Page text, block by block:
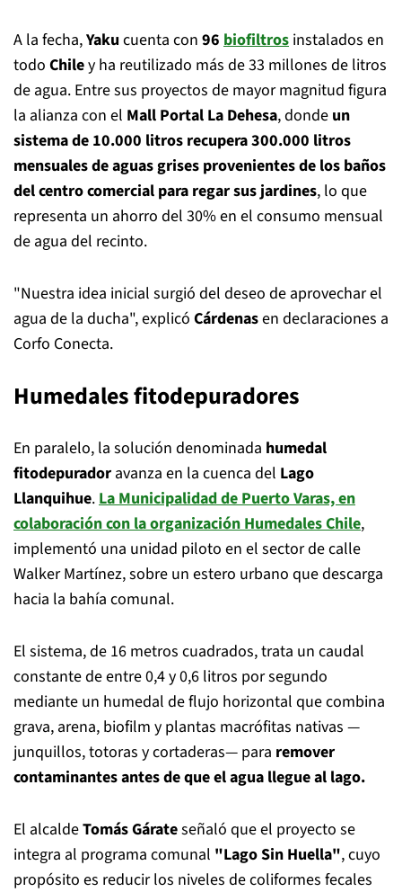
A la fecha,Yaku cuenta con 96 biofiltros instalados en
todo Chiley ha reutilizado más de 33 millones de litros
de agua. Entre sus proyectos de mayor magnitud figura
la alianza con el Mall Portal La Dehesa, donde un
sistema de 10.000 litros recupera 300.000 litros
mensuales de aguas grises provenientes de los baños
del centro comercial para regar sus jardines, lo que
representa un ahorro del 30% en el consumo mensual
de agua del recinto.
"Nuestra idea inicial surgió del deseo de aprovechar el
agua de la ducha", explicó Cárdenasen declaraciones a
Corfo Conecta.
Humedales fitodepuradores
En paralelo, la solución denominada humedal
fitodepurador avanza en la cuenca del Lago
Llanquihue. La Municipalidad de Puerto Varas, en
colaboración con la organización Humedales Chile,
implementó una unidad piloto en el sector de calle
Walker Martínez, sobre un estero urbano que descarga
hacia la bahía comunal.
El sistema, de 16 metros cuadrados, trata un caudal
constante de entre 0,4 y 0,6 litros por segundo
mediante un humedal de flujo horizontal que combina
grava, arena, biofilm y plantas macrófitas nativas —
junquillos, totoras y cortaderas— para remover
contaminantes antes de que el agua llegue al lago.
El alcaldeTomás Gárateseñaló que el proyecto se
integra al programa comunal "Lago Sin Huella", cuyo
propósito es reducir los niveles de coliformes fecales